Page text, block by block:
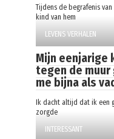
Tijdens de begrafenis
kind van hem
LEVENS VERHALEN
Mijn eenjarige
tegen de muur
me bijna als
Ik dacht altijd dat ik een
zorgde
INTERESSANT